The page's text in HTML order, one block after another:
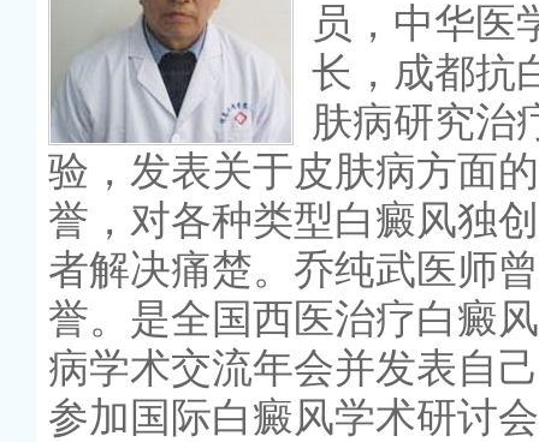
员，中华医
长，成都抗
肤病研究治
验，发表关于皮肤病方面
誉，对各种类型白癜风独
者解决痛楚。乔纯武医师
誉。是全国西医治疗白癜
病学术交流年会并发表自
参加国际白癜风学术研讨